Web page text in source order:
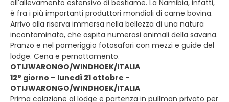
all'allevamento estensivo di bestiame. La Namibia, infatti,
è fra i più importanti produttori mondiali di carne bovina.
Arrivo alla riserva immersa nella bellezza di una natura
incontaminata, che ospita numerosi animali della savana.
Pranzo e nel pomeriggio fotosafari con mezzi e guide del
lodge. Cena e pernottamento.
OTIJWARONGO/WINDHOEK/ITALIA
12° giorno – lunedì 21 ottobre -
OTIJWARONGO/WINDHOEK/ITALIA
Prima colazione al lodge e partenza in pullman privato per